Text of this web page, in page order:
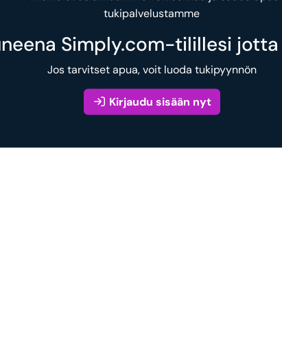
tukipalvelustamme
Simply.com-tilillesi
Jos tarvitset apua, voit luoda tukipyynnön
Kirjaudu sisään nyt